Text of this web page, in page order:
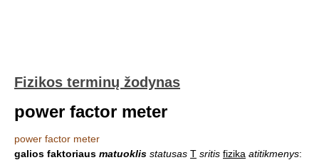
Fizikos terminų žodynas
power factor meter
power factor meter
galios faktoriaus matuoklis statusas T sritis fizika atitikmenys: